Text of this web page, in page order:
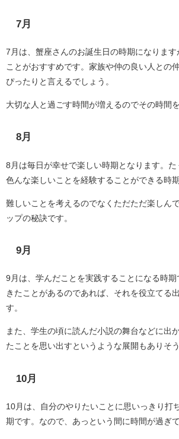
7月
7月は、蟹座さんのお誕生日の時期になりま
ことがおすすめです。家族や仲の良い人との
ぴったりと言えるでしょう。
大切な人と過ごす時間が増えるのでその時間
8月
8月は毎日が幸せで楽しい時期となります。
色んな楽しいことを経験することができる時期
難しいことを考えるのでなくただただ楽しん
ップの秘訣です。
9月
9月は、学んだことを実践することになる時
きたことがあるのであれば、それを役立てる
す。
また、学生の頃に読んだ小説の舞台などに出
たことを思い出すというような展開もありそう
10月
10月は、自分のやりたいことに思いっきり打
期です。なので、あっという間に時間が過ぎ